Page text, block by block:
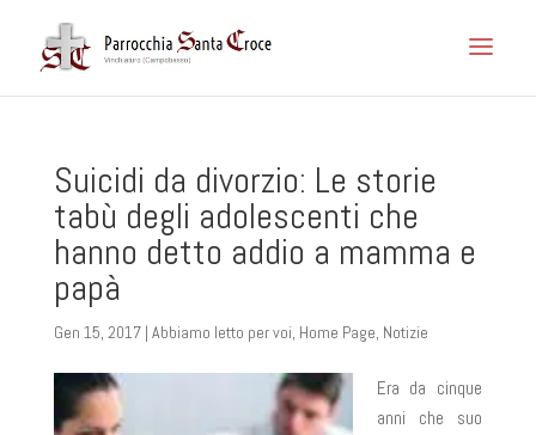
Suicidi da divorzio: Le storie
tabù degli adolescenti che
hanno detto addio a mamma e
papà
Gen 15, 2017| Abbiamo letto per voi, Home Page, Notizie
Era da cinque
anni che suo